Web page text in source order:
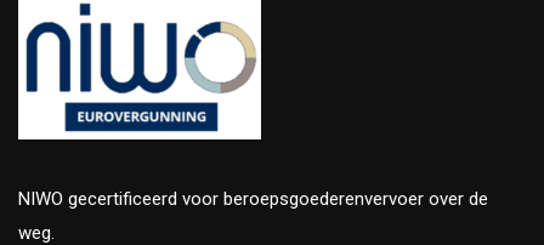
NIWO gecertificeerd voor beroepsgoederenvervoer over de
weg.